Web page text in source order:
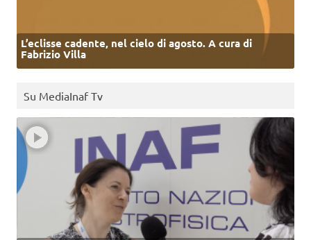
L’eclisse cadente, nel cielo di agosto. A cura di
Fabrizio Villa
Su MediaInaf Tv